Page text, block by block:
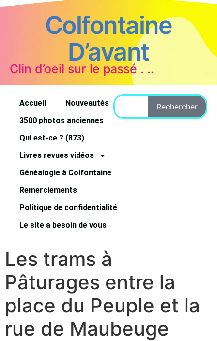
Colfontaine
D’avant
Clin d’oeil sur le passé . ..
Accueil
Nouveautés
3500 photos anciennes
Qui est-ce ? (873)
Livres revues vidéos
Généalogie à Colfontaine
Remerciements
Politique de confidentialité
Le site a besoin de vous
Rechercher
Les trams à
Pâturages entre la
place du Peuple et la
rue de Maubeuge